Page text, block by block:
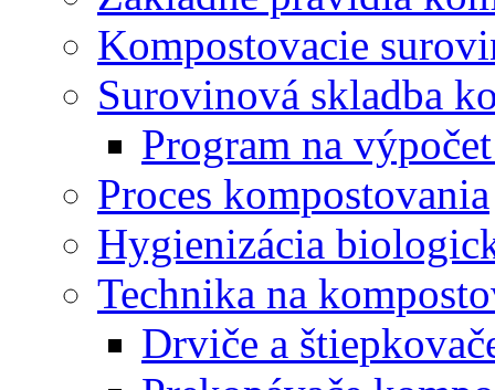
Kompostovacie
Surovinová skladba
Program na
Proces kompostovania
Hygienizácia
Technika na
Drviče a